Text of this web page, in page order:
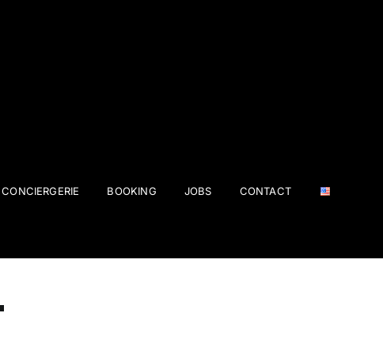
CONCIERGERIE BOOKING JOBS CONTACT